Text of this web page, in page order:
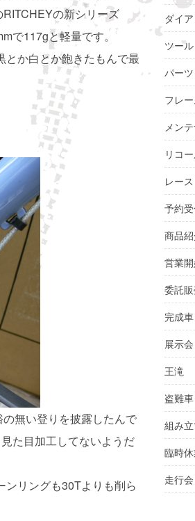
の新シリーズ
で117gと軽量です。
か白とか飽きたもんで最
無い登りを披露したんで
た目加工してないようだ
ンリングも30Tよりも削ら
ダイ
ツール
パーツ
フレ
メン
リコ
レー
予約
商品
営業
委託
完成車
展示会
王滝
盗難車
組み
臨時
走行